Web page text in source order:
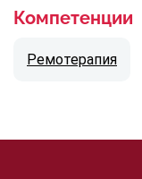
Компетенции
Ремотерапия